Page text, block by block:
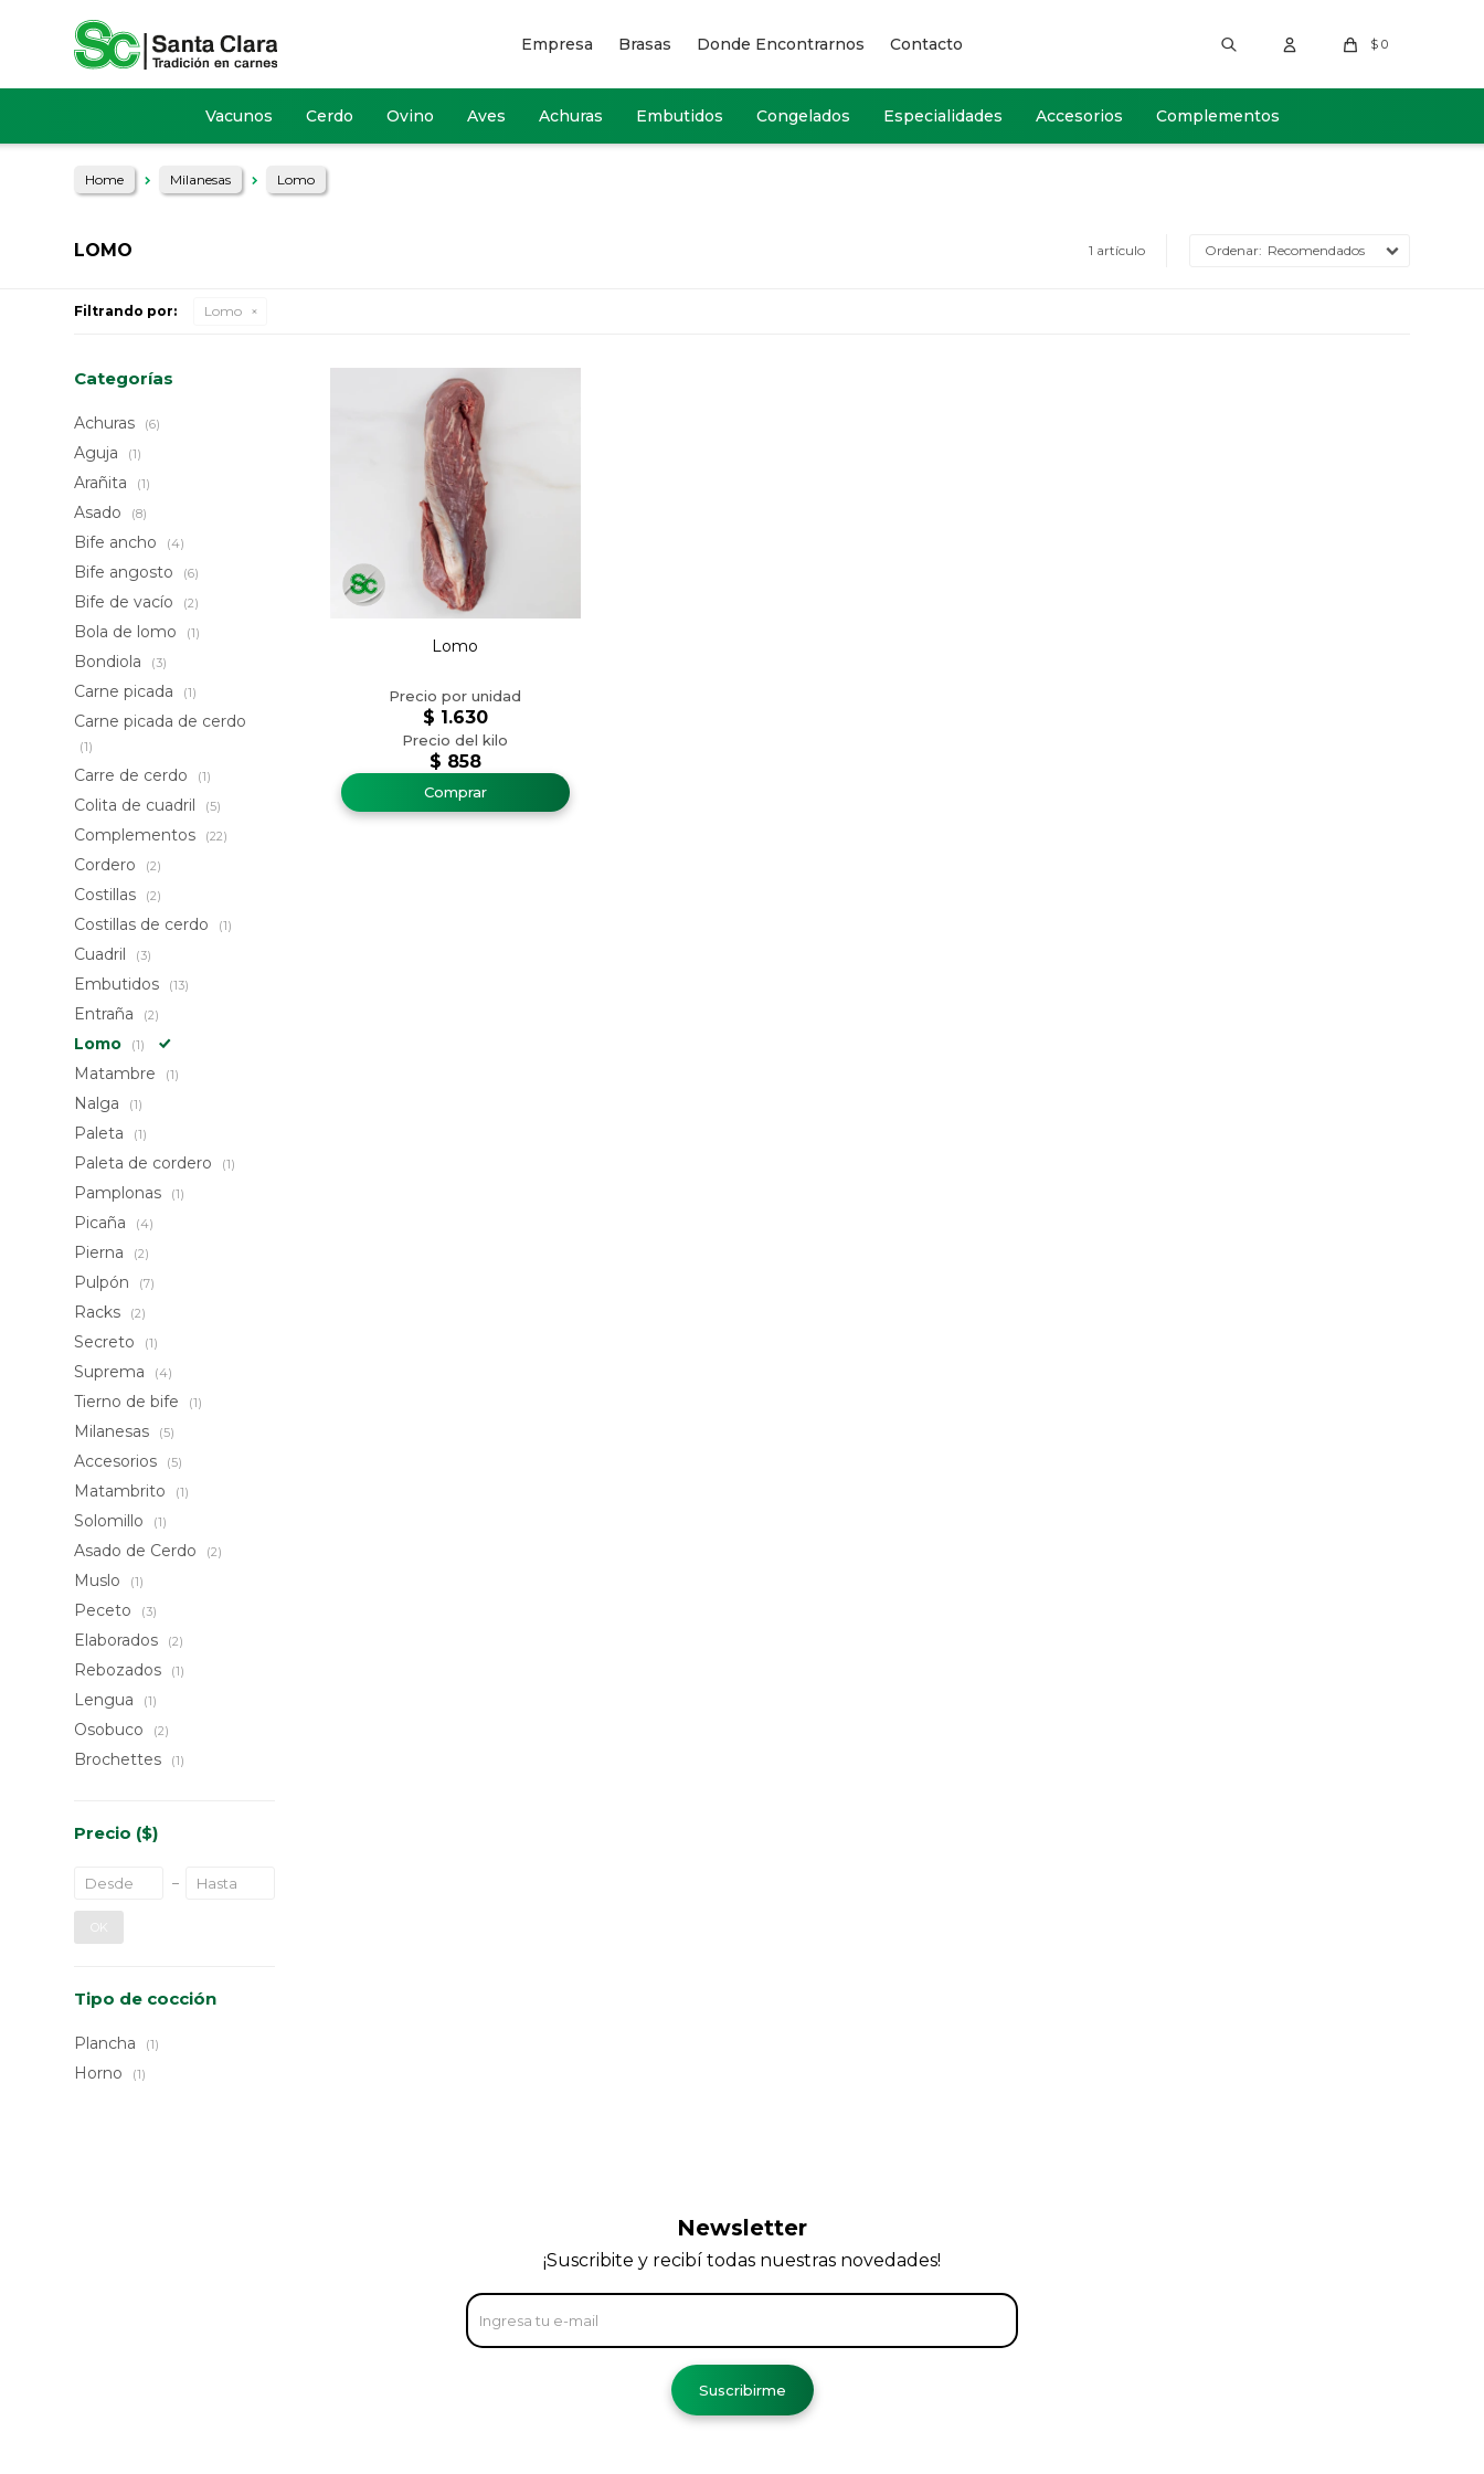
Vacunos Cerdo Ovino Aves Achuras Embutidos Congelados Especialidades Accesorios Complementos
$ 0
Empresa Brasas Donde Encontrarnos Contacto
Home Milanesas Lomo
LOMO 1 artículo Recomendados
Filtrando por: Lomo
Lomo
$ 858
$ 1.630
Categorías
Achuras (6)
Aguja (1)
Arañita (1)
Asado (8)
Bife ancho (4)
Bife angosto (6)
Bife de vacío (2)
Bola de lomo (1)
Bondiola (3)
Carne picada (1)
Carne picada de cerdo
(1)
Carre de cerdo (1)
Colita de cuadril (5)
Complementos (22)
Cordero (2)
Costillas (2)
Costillas de cerdo (1)
Cuadril (3)
Embutidos (13)
Entraña (2)
Lomo (1)
Matambre (1)
Nalga (1)
Paleta (1)
Paleta de cordero (1)
Pamplonas (1)
Picaña (4)
Pierna (2)
Pulpón (7)
Racks (2)
Secreto (1)
Suprema (4)
Tierno de bife (1)
Milanesas (5)
Accesorios (5)
Matambrito (1)
Solomillo (1)
Asado de Cerdo (2)
Muslo (1)
Peceto (3)
Elaborados (2)
Rebozados (1)
Lengua (1)
Osobuco (2)
Brochettes (1)
Precio ($)
OK
Tipo de cocción
Plancha (1)
Horno (1)
Newsletter
¡Suscribite y recibí todas nuestras novedades!
Suscribirme